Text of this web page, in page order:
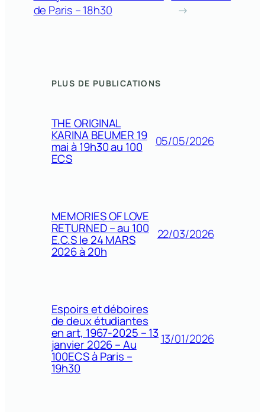
de Paris – 18h30
→
PLUS DE PUBLICATIONS
THE ORIGINAL
KARINA BEUMER 19
mai à 19h30 au 100
ECS
05/05/2026
MEMORIES OF LOVE
RETURNED – au 100
E.C.S le 24 MARS
2026 à 20h
22/03/2026
Espoirs et déboires
de deux étudiantes
en art, 1967-2025 – 13
janvier 2026 – Au
100ECS à Paris –
19h30
13/01/2026